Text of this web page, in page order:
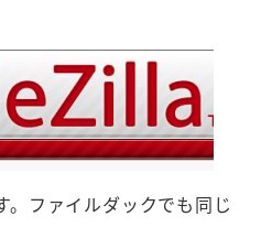
。ファイルダックでも同じ